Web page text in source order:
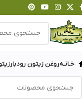
خـانـهروغن زیتون رودبار